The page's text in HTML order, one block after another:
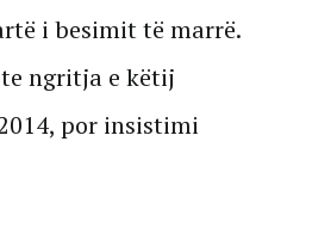
i besimit të marrë.
ngritja e këtij
por insistimi